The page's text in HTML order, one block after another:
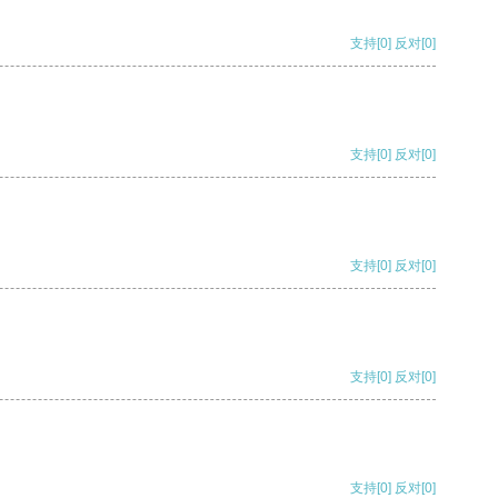
支持[0] 反对[0]
支持[0] 反对[0]
支持[0] 反对[0]
支持[0] 反对[0]
支持[0] 反对[0]